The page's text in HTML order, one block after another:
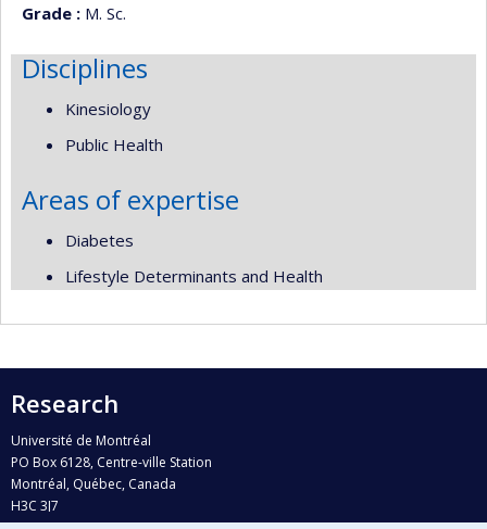
Grade : M. Sc.
Disciplines
Kinesiology
Public Health
Areas of expertise
Diabetes
Lifestyle Determinants and Health
Research
Université de Montréal
PO Box 6128, Centre-ville Station
Montréal, Québec, Canada
H3C 3J7